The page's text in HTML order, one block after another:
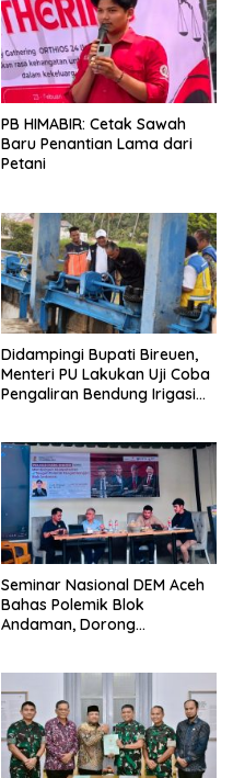
PB HIMABIR: Cetak Sawah
Baru Penantian Lama dari
Petani
Didampingi Bupati Bireuen,
Menteri PU Lakukan Uji Coba
Pengaliran Bendung Irigasi
Seminar Nasional DEM Aceh
Bahas Polemik Blok
Andaman, Dorong